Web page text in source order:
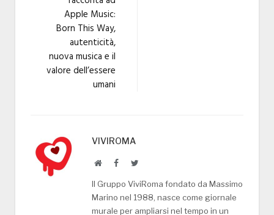
Apple Music:
Born This Way,
autenticità,
nuova musica e il
valore dell’essere
umani
VIVIROMA
WebsiteFacebookTwitter
Il Gruppo ViviRoma fondato da Massimo
Marino nel 1988, nasce come giornale
murale per ampliarsi nel tempo in un